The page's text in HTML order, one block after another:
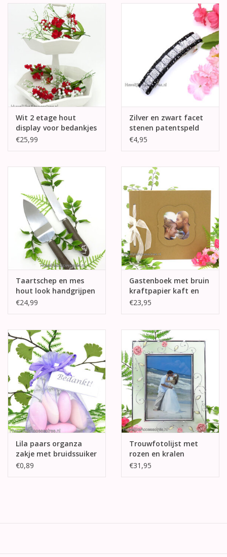
Wit 2 etage hout
display voor bedankjes
€25,99
Zilver en zwart facet
stenen patentspeld
€4,95
Taartschep en mes
hout look handgrijpen
€24,99
Gastenboek met bruin
kraftpapier kaft en
fotolijst
€23,95
Lila paars organza
zakje met bruidssuiker
€0,89
Trouwfotolijst met
rozen en kralen
€31,95